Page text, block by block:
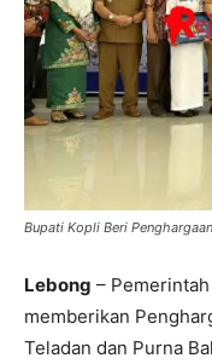
Bupati Kopli Beri
Lebong –
memberikan
Teladan dan Purna